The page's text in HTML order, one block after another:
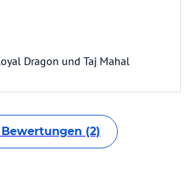
Dragon und Taj Mahal
(2)